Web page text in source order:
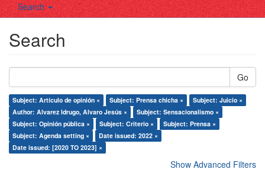
Search
Search
Go
Subject: Artículo de opinión × Subject: Prensa chicha ×
Subject: Juicio ×
Author: Alvarez Idrugo, Alvaro Jesús ×
Subject: Sensacionalismo ×
Subject: Opinión pública ×
Subject: Criterio ×
Subject: Prensa ×
Subject: Agenda setting ×
Date issued: 2022 ×
Date issued: [2020 TO 2023] ×
Show Advanced Filters